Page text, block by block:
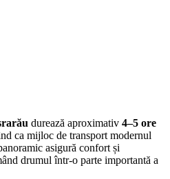
durează aproximativ 4–5 ore
ca mijloc de transport modernul
asigură confort și
drumul într-o parte importantă a